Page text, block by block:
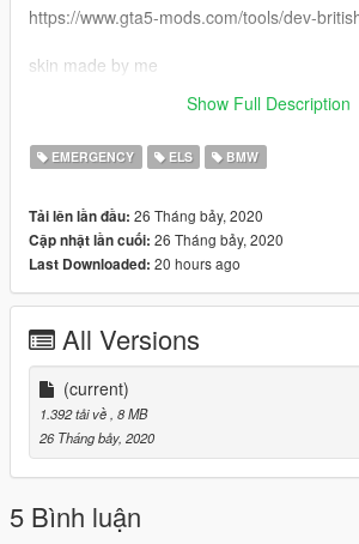
https://www.gta5-mods.com/tools/dev-
skin made by me
Show Full Description
EMERGENCY ELS BMW
Tải lên lần đầu: 26 Tháng bảy, 2020
Cập nhật lần cuối: 26 Tháng bảy, 2020
Last Downloaded: 20 hours ago
All Versions
(current)
1.392 tải về , 8 MB
26 Tháng bảy, 2020
5 Bình luận